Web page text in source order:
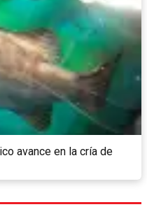
avance en la cría de